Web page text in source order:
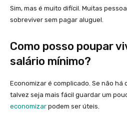
Sim, mas é muito difícil. Muitas
sobreviver sem pagar aluguel.
Como posso poupar
salário mínimo?
Economizar é complicado. Se não há
talvez seja mais fácil guardar um
economizar podem ser úteis.